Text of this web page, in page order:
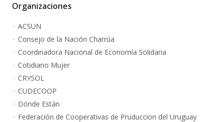
Organizaciones
ACSUN
Consejo de la Nación Charrúa
Coordinadora Nacional de Economía Solidaria
Cotidiano Mujer
CRYSOL
CUDECOOP
Dónde Están
Federación de Cooperativas de Pruduccion del Uruguay